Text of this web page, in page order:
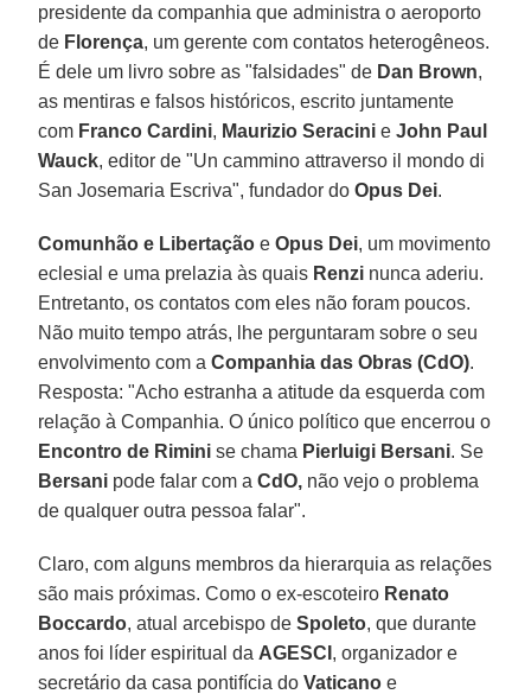
presidente da companhia que administra o aeroporto
de Florença, um gerente com contatos heterogêneos.
É dele um livro sobre as "falsidades" de Dan Brown,
as mentiras e falsos históricos, escrito juntamente
com Franco Cardini, Maurizio Seracini eJohn Paul
Wauck, editor de "Un cammino attraverso il mondo di
San Josemaria Escriva", fundador doOpus Dei.
Comunhão e Libertação eOpus Dei, um movimento
eclesial e uma prelazia às quais Renzi nunca aderiu.
Entretanto, os contatos com eles não foram poucos.
Não muito tempo atrás, lhe perguntaram sobre o seu
envolvimento com aCompanhia das Obras (CdO).
Resposta: "Acho estranha a atitude da esquerda com
relação à Companhia. O único político que encerrou o
Encontro de Rimini se chama Pierluigi Bersani. Se
Bersani pode falar com aCdO, não vejo o problema
de qualquer outra pessoa falar".
Claro, com alguns membros da hierarquia as relações
são mais próximas. Como o ex-escoteiro Renato
Boccardo, atual arcebispo deSpoleto, que durante
anos foi líder espiritual da AGESCI , organizador e
secretário da casa pontifícia doVaticano e